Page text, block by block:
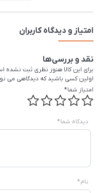
امتیاز و دیدگاه کاربران
نقد و بررسی‌ها
برای این کالا هنوز نظری ثبت نشده
اولین کسی باشید که دیدگاهی می
امتیاز شما*
دیدگاه شما*
نام*